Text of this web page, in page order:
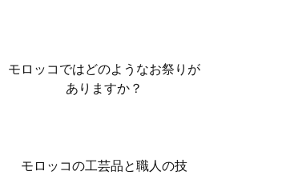
モロッコではどのようなお祭りが
ありますか？
モロッコの工芸品と職人の技